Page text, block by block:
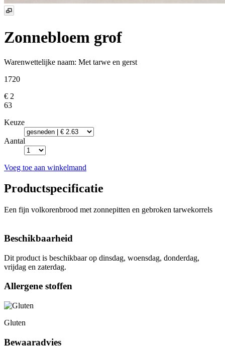
Zonnebloem grof
Warenwettelijke naam: Met tarwe en gerst
1720
€ 2
63
Keuze
Aantal
Voeg toe aan winkelmand
Productspecificatie
Een fijn volkorenbrood met zonnepitten en gebroken tarwekorrels
Beschikbaarheid
Dit product is beschikbaar op dinsdag, woensdag, donderdag,
vrijdag en zaterdag.
Allergene stoffen
Gluten
Bewaaradvies